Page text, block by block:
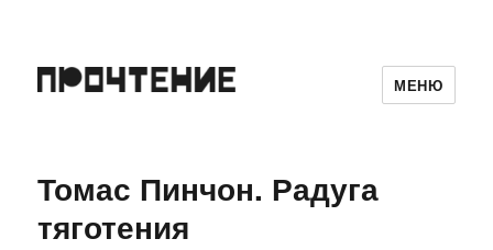
МЕНЮ
Томас Пинчон. Радуга
тяготения